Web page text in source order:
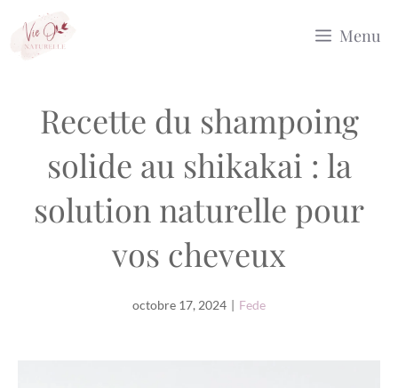
Menu
Recette du shampoing
solide au shikakai : la
solution naturelle pour
vos cheveux
octobre 17, 2024 | Fede